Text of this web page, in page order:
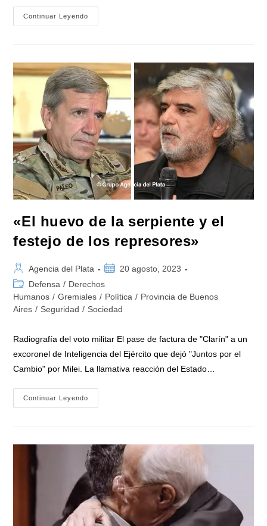
Continuar Leyendo
Gobierno
«urgente»
Un
Plan
Para
Repatriar
Argentinos
De
Israel
«El huevo de la serpiente y el
festejo de los represores»
Autor
de
la
entrada:
Agencia del Plata
Publicación
la
entrada:
20 agosto, 2023
Categoría
de
la
Defensa / Derechos
Humanos / Gremiales / Política / Provincia de Buenos
Aires / Seguridad / Sociedad
Radiografía del voto militar El pase de factura de "Clarín" a un
excoronel de Inteligencia del Ejército que dejó "Juntos por el
Cambio" por Milei. La llamativa reacción del Estado…
Continuar Leyendo
Huevo
El
Festejo
De
Los
Represores»